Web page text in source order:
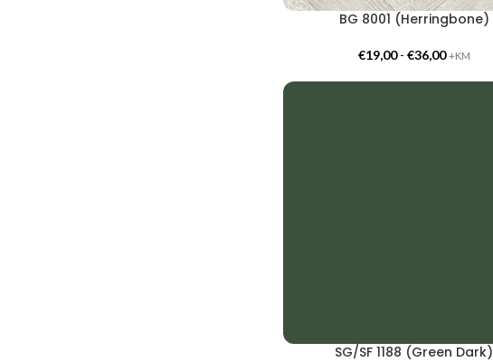
BG 8001 (Herringbone)
€19,00- €36,00 +KM
SG/SF 1188 (Green Dark)